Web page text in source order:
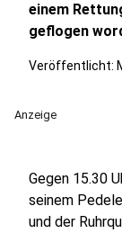
einem
geflogen
Veröffentlicht:
Anzeige
Gegen 15.30
seinem
und der